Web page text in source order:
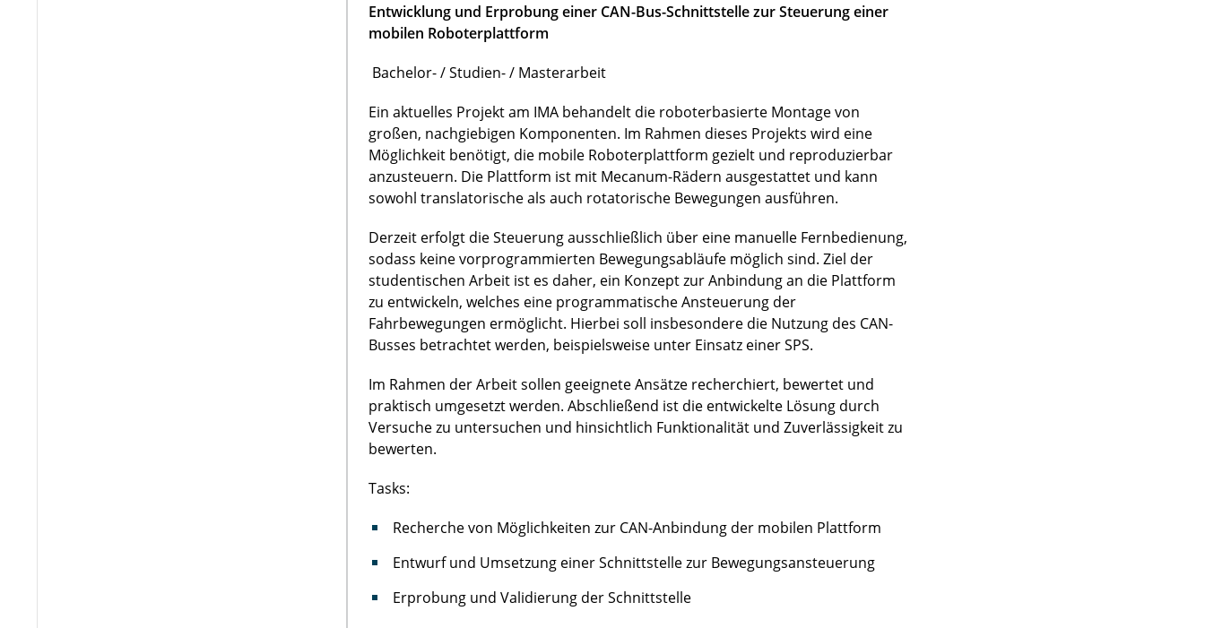
Entwicklung und Erprobung einer CAN-Bus-Schnittstelle zur Steuerung einer
mobilen Roboterplattform
Bachelor- / Studien- / Masterarbeit
Ein aktuelles Projekt am IMA behandelt die roboterbasierte Montage von
großen, nachgiebigen Komponenten. Im Rahmen dieses Projekts wird eine
Möglichkeit benötigt, die mobile Roboterplattform gezielt und reproduzierbar
anzusteuern. Die Plattform ist mit Mecanum-Rädern ausgestattet und kann
sowohl translatorische als auch rotatorische Bewegungen ausführen.
Derzeit erfolgt die Steuerung ausschließlich über eine manuelle Fernbedienung,
sodass keine vorprogrammierten Bewegungsabläufe möglich sind. Ziel der
studentischen Arbeit ist es daher, ein Konzept zur Anbindung an die Plattform
zu entwickeln, welches eine programmatische Ansteuerung der
Fahrbewegungen ermöglicht. Hierbei soll insbesondere die Nutzung des CAN-
Busses betrachtet werden, beispielsweise unter Einsatz einer SPS.
Im Rahmen der Arbeit sollen geeignete Ansätze recherchiert, bewertet und
praktisch umgesetzt werden. Abschließend ist die entwickelte Lösung durch
Versuche zu untersuchen und hinsichtlich Funktionalität und Zuverlässigkeit zu
bewerten.
Tasks:
Recherche von Möglichkeiten zur CAN-Anbindung der mobilen Plattform
Entwurf und Umsetzung einer Schnittstelle zur Bewegungsansteuerung
Erprobung und Validierung der Schnittstelle